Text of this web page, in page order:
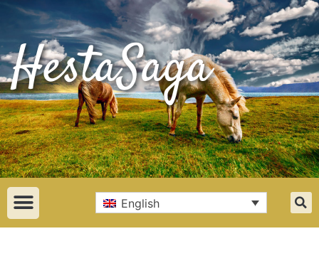
English